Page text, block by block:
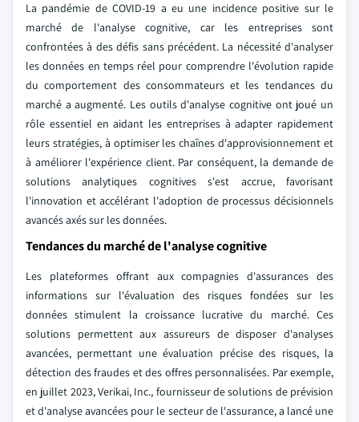
La pandémie de COVID-19 a eu une incidence positive sur le
marché de l'analyse cognitive, car les entreprises sont
confrontées à des défis sans précédent. La nécessité d'analyser
les données en temps réel pour comprendre l'évolution rapide
du comportement des consommateurs et les tendances du
marché a augmenté. Les outils d'analyse cognitive ont joué un
rôle essentiel en aidant les entreprises à adapter rapidement
leurs stratégies, à optimiser les chaînes d'approvisionnement et
à améliorer l'expérience client. Par conséquent, la demande de
solutions analytiques cognitives s'est accrue, favorisant
l'innovation et accélérant l'adoption de processus décisionnels
avancés axés sur les données.
Tendances du marché de l'analyse cognitive
Les plateformes offrant aux compagnies d'assurances des
informations sur l'évaluation des risques fondées sur les
données stimulent la croissance lucrative du marché. Ces
solutions permettent aux assureurs de disposer d'analyses
avancées, permettant une évaluation précise des risques, la
détection des fraudes et des offres personnalisées. Par exemple,
en juillet 2023, Verikai, Inc., fournisseur de solutions de prévision
et d'analyse avancées pour le secteur de l'assurance, a lancé une